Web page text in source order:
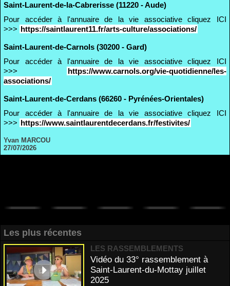
Saint-Laurent-de-la-Cabrerisse (11220 - Aude)
Pour accéder à l'annuaire de la vie associative cliquez ICI
>>> https://saintlaurent11.fr/arts-culture/associations/
Saint-Laurent-de-Carnols (30200 - Gard)
Pour accéder à l'annuaire de la vie associative cliquez ICI
>>>
https://www.carnols.org/vie-quotidienne/les-
associations/
Saint-Laurent-de-Cerdans (66260 - Pyrénées-Orientales)
Pour accéder à l'annuaire de la vie associative cliquez ICI
>>> https://www.saintlaurentdecerdans.fr/festivites/
Yvan MARCOU
27/07/2026
Les plus récentes
LES RASSEMBLEMENTS
Vidéo du 33° rassemblement à
Saint-Laurent-du-Mottay juillet
2025